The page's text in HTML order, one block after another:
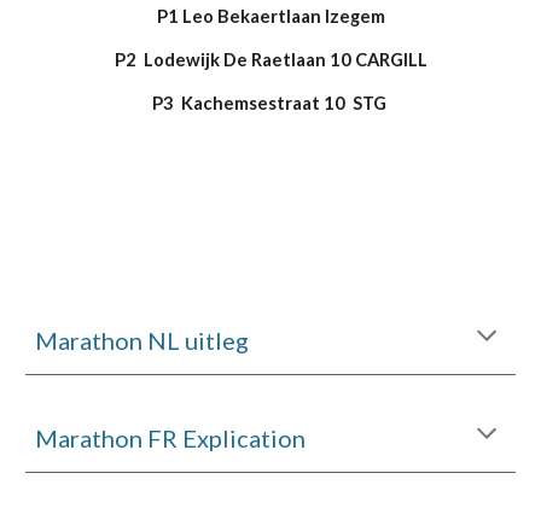
P1 Leo Bekaertlaan Izegem
P2 Lodewijk De Raetlaan 10 CARGILL
P3 Kachemsestraat 10 STG
Marathon NL uitleg
Marathon FR Explication